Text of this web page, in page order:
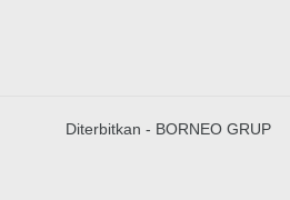
Diterbitkan - BORNEO GRUP